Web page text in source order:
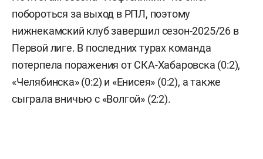
побороться за выход в РПЛ, поэтому
нижнекамский клуб завершил сезон-2025/26 в
Первой лиге. В последних турах команда
потерпела поражения от СКА-Хабаровска (0:2),
«Челябинска» (0:2) и «Енисея» (0:2), а также
сыграла вничью с «Волгой» (2:2).